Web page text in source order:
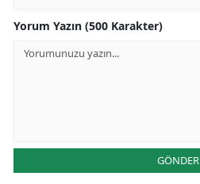
Yorum Yazın (500 Karakter)
GÖNDER